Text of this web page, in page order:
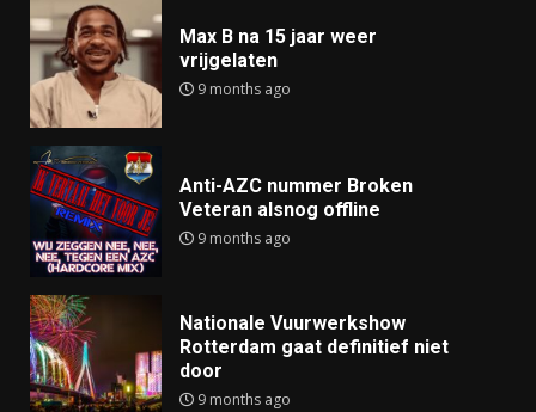
Max B na 15 jaar weer
vrijgelaten
9 months ago
Anti-AZC nummer Broken
Veteran alsnog offline
9 months ago
Nationale Vuurwerkshow
Rotterdam gaat definitief niet
door
9 months ago